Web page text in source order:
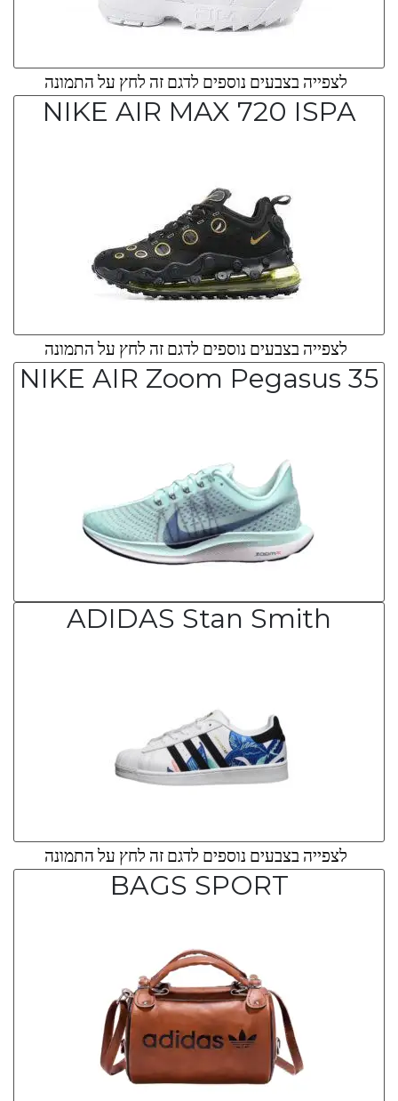
לצפייה בצבעים נוספים לדגם זה לחץ על התמונה
NIKE AIR MAX 720 ISPA
לצפייה בצבעים נוספים לדגם זה לחץ על התמונה
NIKE AIR Zoom Pegasus 35
ADIDAS Stan Smith
לצפייה בצבעים נוספים לדגם זה לחץ על התמונה
BAGS SPORT